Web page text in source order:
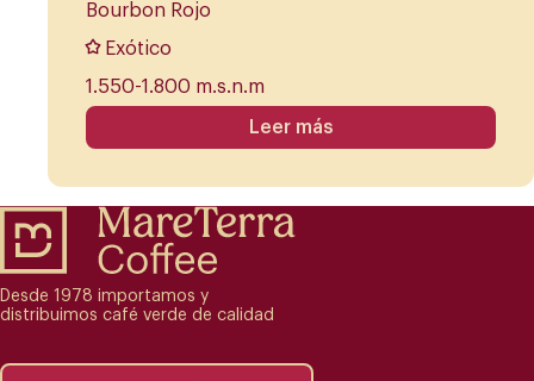
Bourbon Rojo
Exótico
1.550-1.800 m.s.n.m
Leer más
Desde 1978 importamos y
distribuimos café verde de calidad